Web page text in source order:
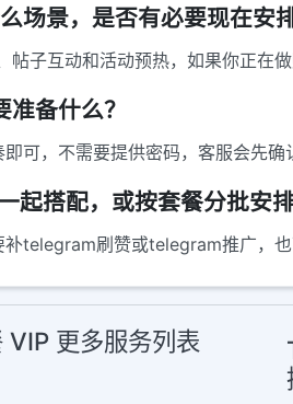
场景，是否有必要现在安排
子互动和活动预热，如果你正在
备什么？
可，不需要提供密码，客服会先确
搭配，或按套餐分批安排
telegram刷赞或telegram推广，也
更多服务列表